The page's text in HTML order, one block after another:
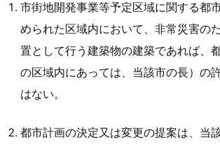
市街地開発事業等予定区域に関する都
められた区域内において、非常災害の
置として行う建築物の建築であれば、
の区域内にあっては、当該市の長）の
はない。
都市計画の決定又は変更の提案は、当